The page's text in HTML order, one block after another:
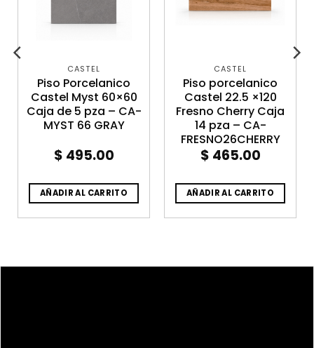
CASTEL
Piso Porcelanico
Castel Myst 60×60
Caja de 5 pza – CA-
MYST 66 GRAY
$ 495.00
AÑADIR AL CARRITO
CASTEL
Piso porcelanico
Castel 22.5 ×120
Fresno Cherry Caja
14 pza – CA-
FRESNO26CHERRY
$ 465.00
AÑADIR AL CARRITO